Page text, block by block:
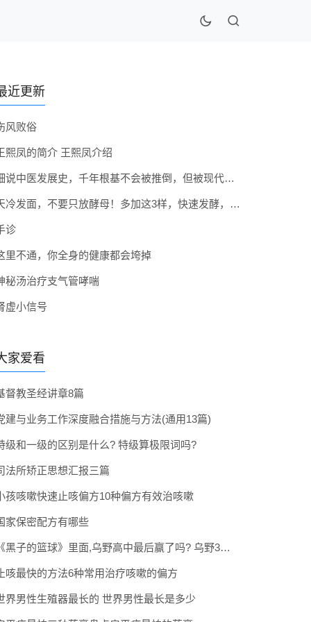
近更新
风败俗
熙凤的简介 王熙凤介绍
细说中医发展史，千年根基不会被推倒，但被现代医疗模式堵住出路
天冷发面，不要只放酵母！多加这3样，快速发酵，蓬松香软弹性十足
诊
里不通，你全身的健康都会垮掉
秘汤治疗支气管哮喘
虚小信号
家爱看
督教圣经讲章8篇
建与业务工作深度融合措施与方法(通用13篇)
级和一级的区别是什么? 特级算极限词吗?
法所矫正思想汇报三篇
孩咳嗽快速止咳偏方10种偏方有效治咳嗽
家保密配方有哪些
《黑子的篮球》里面,乌野高中最后赢了吗? 乌野3年拿到全国冠军了吗
咳最快的方法6种常用治疗咳嗽的偏方
界男性生殖器最长的 世界男性最长是多少